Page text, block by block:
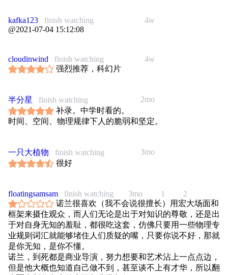
4w
kafka123
finish watching
@2021-07-04 15:12:08
4w
cloudinwind
finish watching
强烈推荐，科幻片
2mo
半分星
finish watching
补录。中学时看的。
时间、空间、物理规律下人的脆弱和坚定。
3mo
一只大植物
finish watching
很好
3mo 1 2
floatingsamsam
finish watching
诺兰很喜欢（我不会说很擅长）用宏大场面和
框架来摄住观众，而人们无论是出于对知识的尊敬，还是出
于对自身无知的羞耻，都很吃这套，仿佛只要用一些物理专
业规则词汇就能够堵住人们质疑的嘴，只要你说不好，那就
是你无知，是你不懂。
诺兰，到死都是商业导演，努力想要和艺术沾上一点点边，
但是他大概也知道自己做不到，甚至谈不上有才华，所以翻